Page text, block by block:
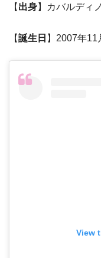
【 出身】 カバルディ
【誕生日 】2007年11
View